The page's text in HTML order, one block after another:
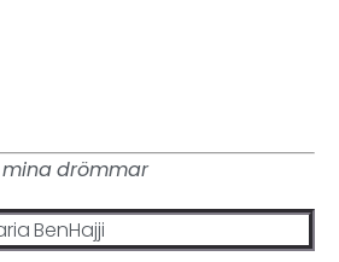
drömmar